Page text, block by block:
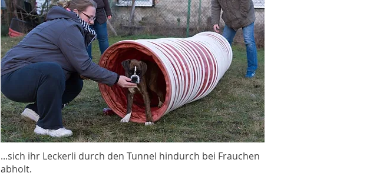
...sich ihr Leckerli durch den Tunnel hindurch bei Frauchen
abholt.